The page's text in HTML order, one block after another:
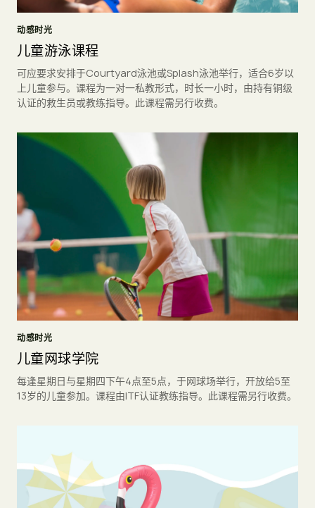
动感时光
儿童游泳课程
可应要求安排于Courtyard泳池或Splash泳池举行，适合6岁以
上儿童参与。课程为一对一私教形式，时长一小时，由持有铜级
认证的救生员或教练指导。此课程需另行收费。
动感时光
儿童网球学院
每逢星期日与星期四下午4点至5点，于网球场举行，开放给5至
13岁的儿童参加。课程由ITF认证教练指导。此课程需另行收费。